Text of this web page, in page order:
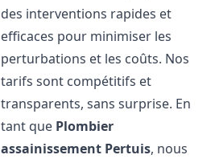
des interventions rapides et
efficaces pour minimiser les
perturbations et les coûts. Nos
tarifs sont compétitifs et
transparents, sans surprise. En
tant que Plombier
assainissement Pertuis, nous